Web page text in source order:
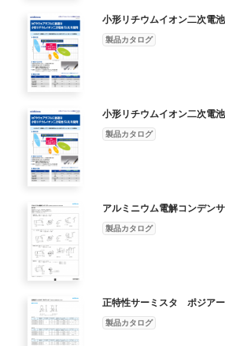
難所の電源確保のために非常用発電機が
ソリン式発電機は使用上に多くの注意が
い、騒音、換気など使用環境によっては
す。EVパワー・ステーション 「パワー・
トで設置場所を選ばず、使用上の制限が
に搭載して移動できるため、 災害時の電
＊各コンセントの出力上限は1.5kWとなり
パワー・ステーション「パワー・ムーバ
本体形状 トランクケース型 外形寸法 ・質量
W631×D500×H305（mm）・38kg 出力電
3口 ケーブル長 2.0m（トランクケース出
で） 対応予定車種 トヨタ自動車㈱ 様
リーフ、e-NV200 希望小売価格 65
菱自動車工業㈱ 様 MiEV シリーズ アウト
の保証期間は3年間です。 本田技研工業
も上記ガイドラインに準拠した車種に限
により使用に制限が有る場合があります
・ ご使用の前に「取扱説明書」をよくお
小形リチウムイオン二次電
製品カタログ
小形リチウムイオン二次電池
製品カタログ
アルミニウム電解コンデン
製品カタログ
正特性サーミスタ ポジア
製品カタログ